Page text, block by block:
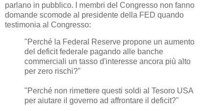
parlano in pubblico. I membri del Congresso non fanno
domande scomode al presidente della FED quando
testimonia al Congresso:
"Perché la Federal Reserve propone un aumento
del deficit federale pagando alle banche
commerciali un tasso d'interesse ancora più alto
per zero rischi?"
"Perché non rimettere questi soldi al Tesoro USA
per aiutare il governo ad affrontare il deficit?"